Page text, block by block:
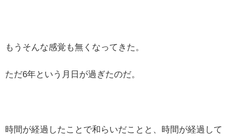
もうそんな感覚も無くなってきた。
ただ6年という月日が過ぎたのだ。
時間が経過したことで和らいだことと、時間が経過して